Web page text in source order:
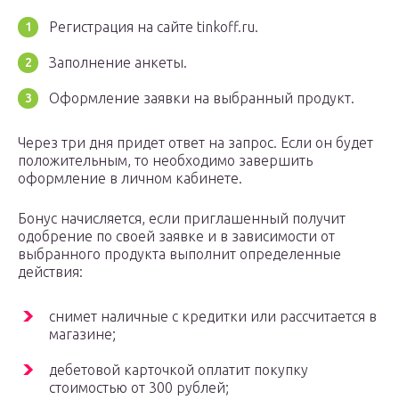
Регистрация на сайте tinkoff.ru.
Заполнение анкеты.
Оформление заявки на выбранный продукт.
Через три дня придет ответ на запрос. Если он будет
положительным, то необходимо завершить
оформление в личном кабинете.
Бонус начисляется, если приглашенный получит
одобрение по своей заявке и в зависимости от
выбранного продукта выполнит определенные
действия:
снимет наличные с кредитки или рассчитается в
магазине;
дебетовой карточкой оплатит покупку
стоимостью от 300 рублей;